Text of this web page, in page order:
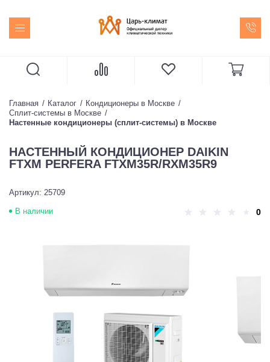
Главная Каталог
Кондиционеры в Москве
Сплит-системы в Москве
Настенные кондиционеры (сплит-системы) в Москве
НАСТЕННЫЙ КОНДИЦИОНЕР DAIKIN
FTXM PERFERA FTXM35R/RXM35R9
Артикул: 25709
В наличии 0